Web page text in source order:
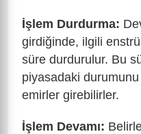
İşlem Durdurma:
girdiğinde, ilgili
süre durdurulur. Bu
piyasadaki
emirler girebilirler.
İşlem Devamı: